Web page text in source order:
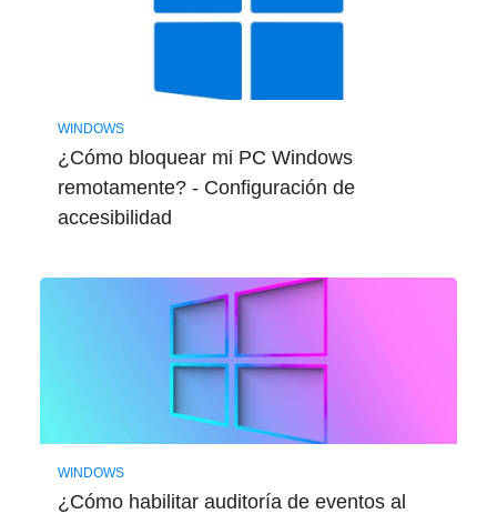
WINDOWS
¿Cómo bloquear mi PC Windows
remotamente? - Configuración de
accesibilidad
WINDOWS
¿Cómo habilitar auditoría de eventos al